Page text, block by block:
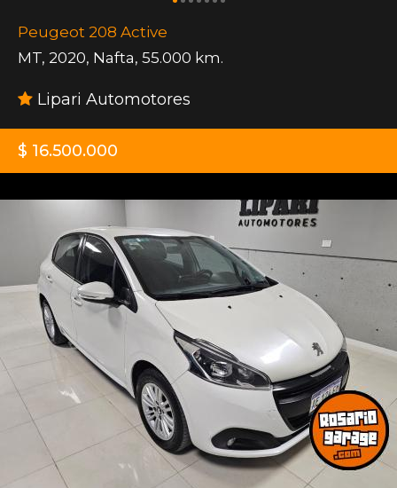
Peugeot 208 Active
MT, 2020, Nafta, 55.000 km.
Lipari Automotores
$ 16.500.000